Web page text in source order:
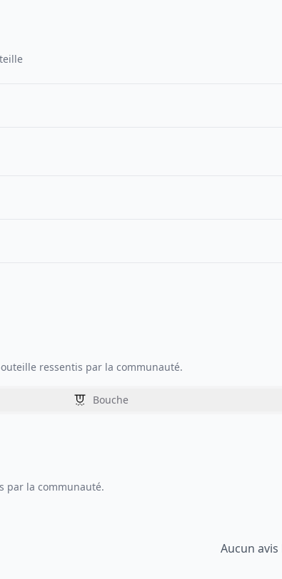
ressentis par la communauté.
Bouche
par la communauté.
Aucun